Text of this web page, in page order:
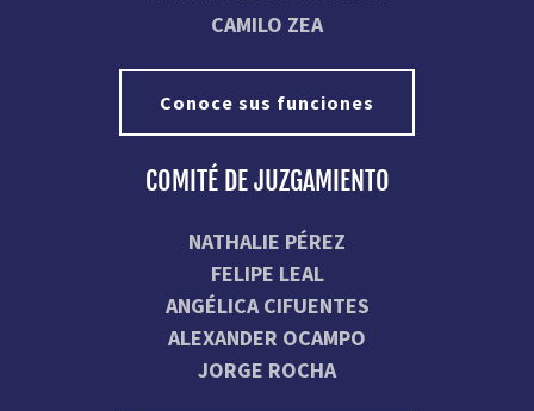
CAMILO ZEA
Conoce sus funciones
COMITÉ DE JUZGAMIENTO
NATHALIE PÉREZ
FELIPE LEAL
ANGÉLICA CIFUENTES
ALEXANDER OCAMPO
JORGE ROCHA